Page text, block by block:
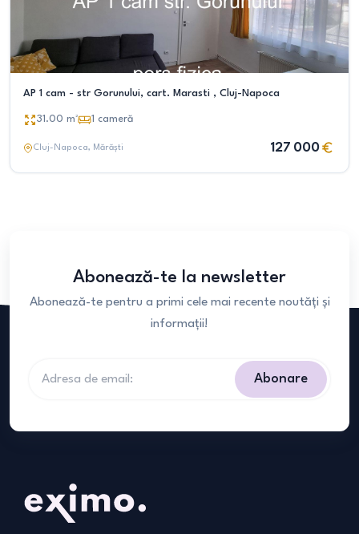
AP 1 cam - str Gorunului, cart. Marasti , Cluj-Napoca
31.00 m² 1 cameră
Cluj-Napoca, Mărăști 127 000
Abonează-te la newsletter
Abonează-te pentru a primi cele mai recente noutăți și
informații!
Abonare